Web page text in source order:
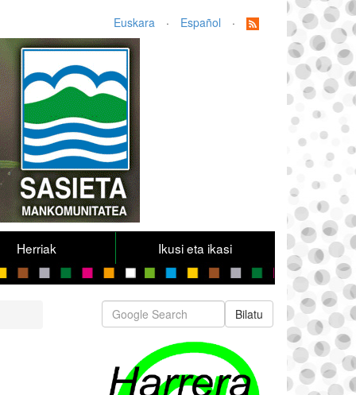
Euskara · Español ·
Herriak Ikusi eta ikasi
Bilatu